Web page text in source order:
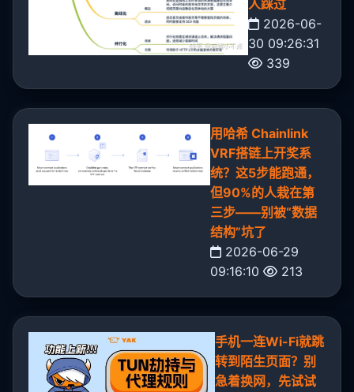
人踩过
2026-06-
30 09:26:31
339
用哈希 Chainlink
VRF搭链上开奖系
统？这5步能跑通，
但90%的人栽在第
三步——别被“数据
结构”坑了
2026-06-29
09:16:10
213
手机一连Wi-Fi就跳
转到陌生页面？别
急着换网，先试试